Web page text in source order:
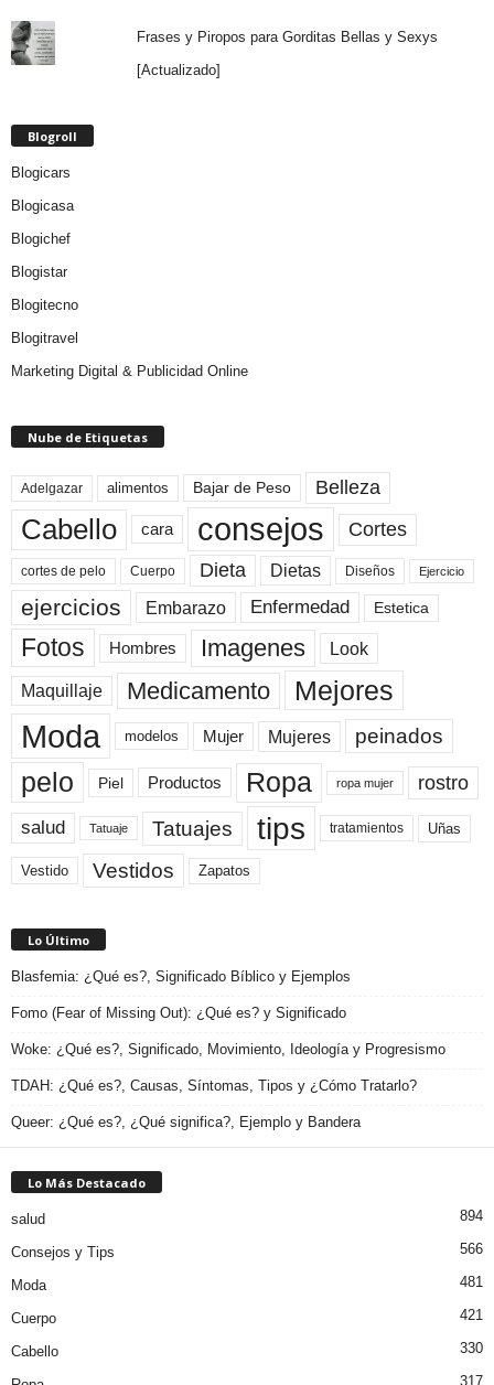
Frases y Piropos para Gorditas Bellas y Sexys
[Actualizado]
Blogroll
Blogicars
Blogicasa
Blogichef
Blogistar
Blogitecno
Blogitravel
Marketing Digital & Publicidad Online
Nube de Etiquetas
Adelgazar alimentos Bajar de Peso Belleza
Cabello cara consejos Cortes
cortes de pelo Cuerpo Dieta Dietas Diseños Ejercicio
ejercicios Embarazo Enfermedad Estetica
Fotos Hombres Imagenes Look
Maquillaje Medicamento Mejores
Moda modelos Mujer Mujeres peinados
pelo Piel Productos Ropa ropa mujer rostro
salud Tatuaje Tatuajes tips tratamientos Uñas
Vestido Vestidos Zapatos
Lo Último
Blasfemia: ¿Qué es?, Significado Bíblico y Ejemplos
Fomo (Fear of Missing Out): ¿Qué es? y Significado
Woke: ¿Qué es?, Significado, Movimiento, Ideología y Progresismo
TDAH: ¿Qué es?, Causas, Síntomas, Tipos y ¿Cómo Tratarlo?
Queer: ¿Qué es?, ¿Qué significa?, Ejemplo y Bandera
Lo Más Destacado
salud 894
Consejos y Tips 566
Moda 481
Cuerpo 421
Cabello 330
317